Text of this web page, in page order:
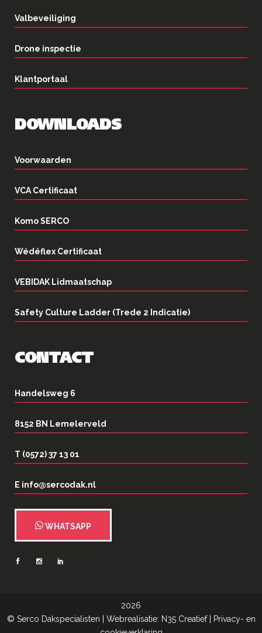
Valbeveiliging
Drone inspectie
Klantportaal
DOWNLOADS
Voorwaarden
VCA Certificaat
Komo SERCO
Wédéflex Certificaat
VEBIDAK Lidmaatschap
Safety Culture Ladder (Trede 2 Indicatie)
CONTACT
Handelsweg 6
8152 BN Lemelerveld
T (0572) 37 13 01
E info@sercodak.nl
WHATSAPP
2026
© Serco Dakspecialisten | Webrealisatie: N35 Creatief|
Privacy- en